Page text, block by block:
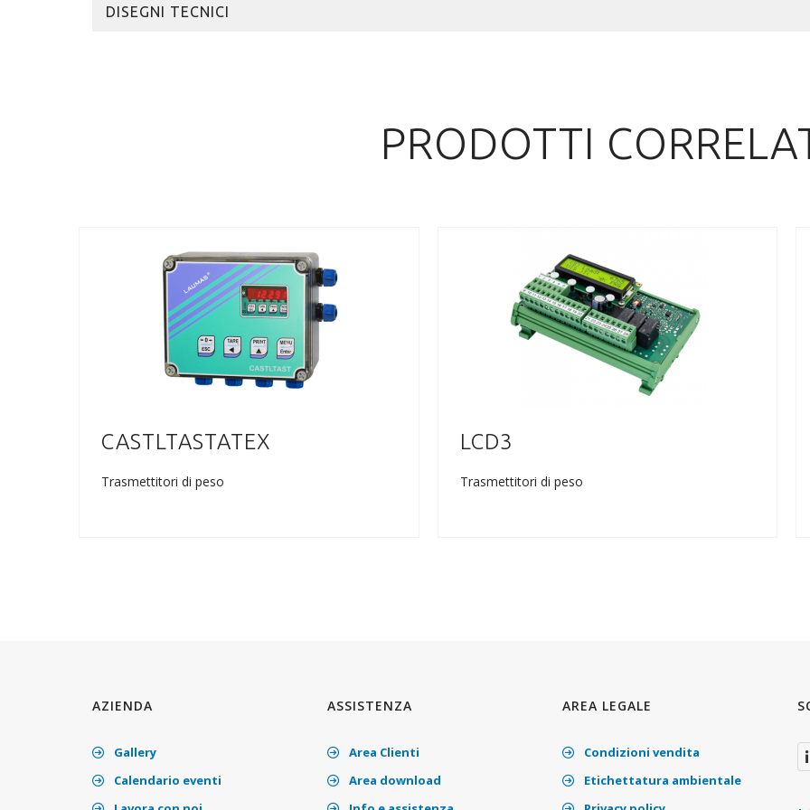
DISEGNI TECNICI
PRODOTTI
CASTLTASTATEX
Trasmettitori di peso
LCD3
Trasmettitori di peso
AZIENDA
Gallery
Calendario eventi
ASSISTENZA
Area Clienti
Area download
AREA LEGALE
Condizioni vendita
Etichettatura ambientale